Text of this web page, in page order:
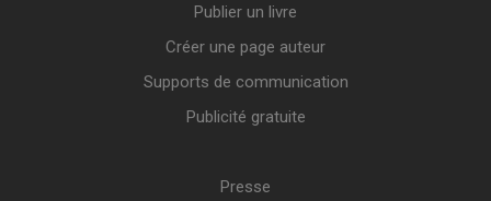
Publier un livre
Créer une page auteur
Supports de communication
Publicité gratuite
Presse